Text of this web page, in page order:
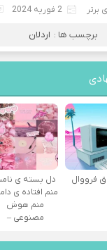
برتر 2 فوریه 2024
برچسب ها : اردلان
فرووال
دل بسته ی
منم افتاده ی
منم هوش
مصنوعی –